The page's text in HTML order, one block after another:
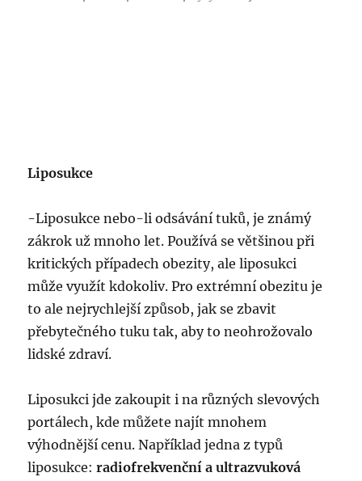
Liposukce
-Liposukce nebo-li odsávání tuků, je známý
zákrok už mnoho let. Používá se většinou při
kritických případech obezity, ale liposukci
může využít kdokoliv. Pro extrémní obezitu je
to ale nejrychlejší způsob, jak se zbavit
přebytečného tuku tak, aby to neohrožovalo
lidské zdraví.
Liposukci jde zakoupit i na různých slevových
portálech, kde můžete najít mnohem
výhodnější cenu. Například jedna z typů
liposukce:radiofrekvenční a ultrazvuková